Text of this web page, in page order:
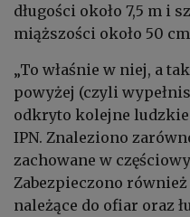
długości około 7,5 m i
miąższości około 50
„To właśnie w niej, a
powyżej (czyli
odkryto kolejne
IPN. Znaleziono
zachowane w
Zabezpieczono
należące do ofiar oraz